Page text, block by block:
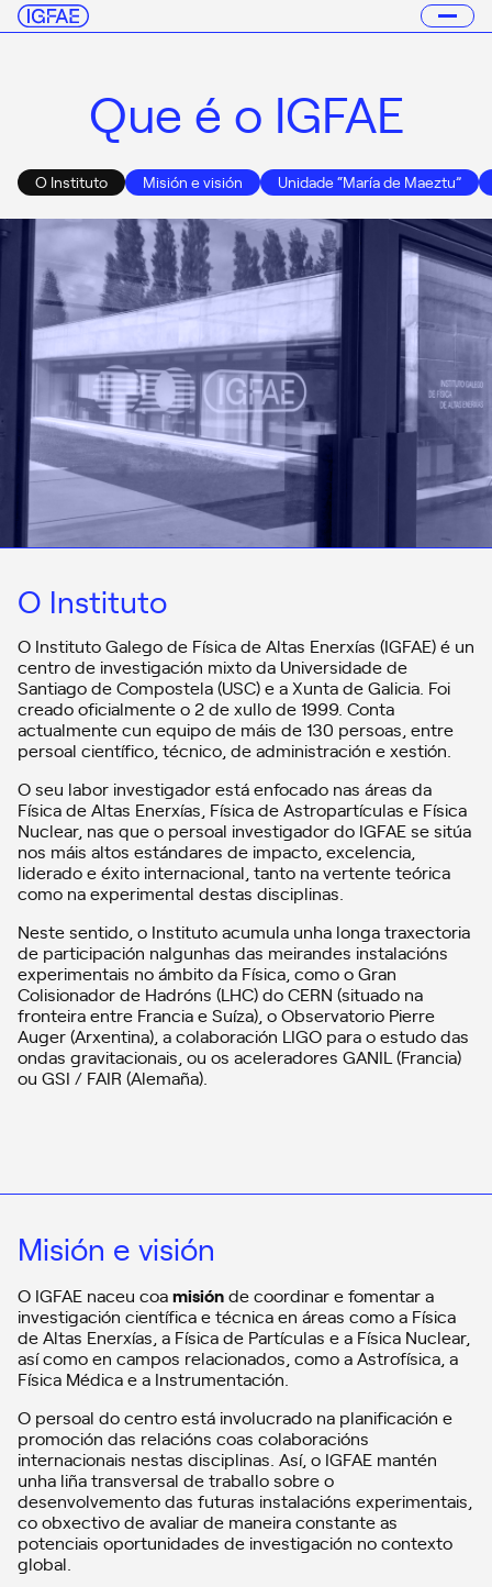
Que é o IGFAE
O Instituto Misión e visión Unidade “María de Maeztu”
O Instituto
O Instituto Galego de Física de Altas Enerxías (IGFAE) é un
centro de investigación mixto da Universidade de
Santiago de Compostela (USC) e a Xunta de Galicia. Foi
creado oficialmente o 2 de xullo de 1999. Conta
actualmente cun equipo de máis de 130 persoas, entre
persoal científico, técnico, de administración e xestión.
O seu labor investigador está enfocado nas áreas da
Física de Altas Enerxías, Física de Astropartículas e Física
Nuclear, nas que o persoal investigador do IGFAE se sitúa
nos máis altos estándares de impacto, excelencia,
liderado e éxito internacional, tanto na vertente teórica
como na experimental destas disciplinas.
Neste sentido, o Instituto acumula unha longa traxectoria
de participación nalgunhas das meirandes instalacións
experimentais no ámbito da Física, como o Gran
Colisionador de Hadróns (LHC) do CERN (situado na
fronteira entre Francia e Suíza), o Observatorio Pierre
Auger (Arxentina), a colaboración LIGO para o estudo das
ondas gravitacionais, ou os aceleradores GANIL (Francia)
ou GSI / FAIR (Alemaña).
Misión e visión
O IGFAE naceu coamisiónde coordinar e fomentar a
investigación científica e técnica en áreas como a Física
de Altas Enerxías, a Física de Partículas e a Física Nuclear,
así como en campos relacionados, como a Astrofísica, a
Física Médica e a Instrumentación.
O persoal do centro está involucrado na planificación e
promoción das relacións coas colaboracións
internacionais nestas disciplinas. Así, o IGFAE mantén
unha liña transversal de traballo sobre o
desenvolvemento das futuras instalacións experimentais,
co obxectivo de avaliar de maneira constante as
potenciais oportunidades de investigación no contexto
global.